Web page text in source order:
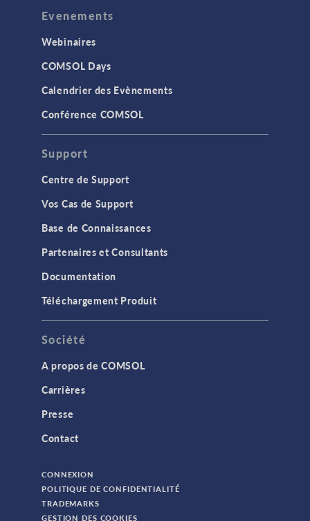
Evenements
Webinaires
COMSOL Days
Calendrier des Evènements
Conférence COMSOL
Support
Centre de Support
Vos Cas de Support
Base de Connaissances
Partenaires et Consultants
Documentation
Téléchargement Produit
Société
A propos de COMSOL
Carrières
Presse
Contact
CONNEXION
POLITIQUE DE CONFIDENTIALITÉ
TRADEMARKS
GESTION DES COOKIES